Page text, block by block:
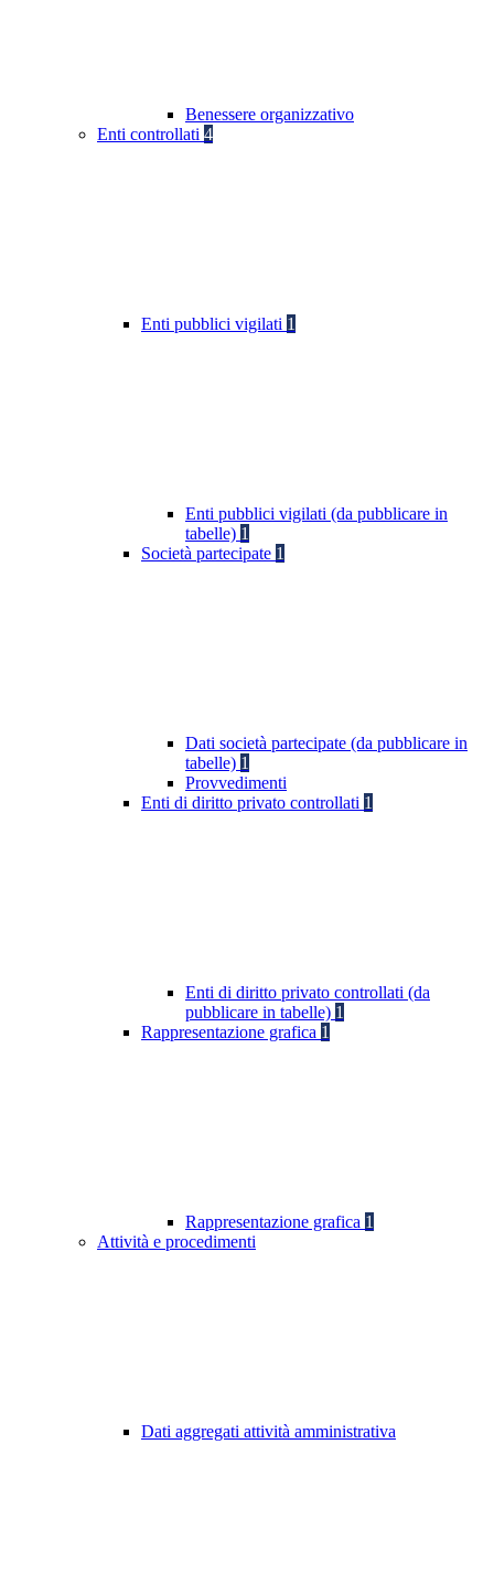
Benessere organizzativo
Enti controllati 4
Enti pubblici vigilati 1
Enti pubblici vigilati (da pubblicare in
tabelle) 1
Società partecipate 1
Dati società partecipate (da pubblicare in
tabelle) 1
Provvedimenti
Enti di diritto privato controllati 1
Enti di diritto privato controllati (da
pubblicare in tabelle) 1
Rappresentazione grafica 1
Rappresentazione grafica 1
Attività e procedimenti
Dati aggregati attività amministrativa